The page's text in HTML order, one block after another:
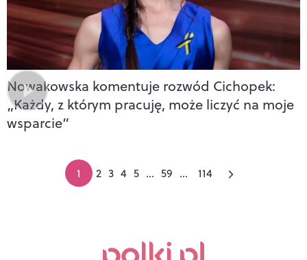
Nowakowska komentuje rozwód Cichopek:
„Każdy, z którym pracuję, może liczyć na moje
wsparcie”
1 2 3 4 5 ... 59 ... 114